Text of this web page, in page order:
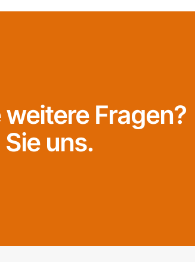
weitere Fragen?
uns.